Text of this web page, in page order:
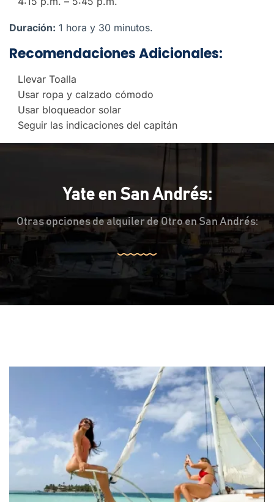
Duración: 1 hora y 30 minutos.
Recomendaciones Adicionales:
Llevar Toalla
Usar ropa y calzado cómodo
Usar bloqueador solar
Seguir las indicaciones del capitán
Yate en San Andrés:
Otras opciones de alquiler de Otro en San Andrés: